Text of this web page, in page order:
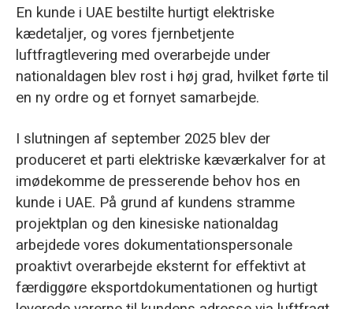
En kunde i UAE bestilte hurtigt elektriske
kædetaljer, og vores fjernbetjente
luftfragtlevering med overarbejde under
nationaldagen blev rost i høj grad, hvilket førte til
en ny ordre og et fornyet samarbejde.
I slutningen af september 2025 blev der
produceret et parti elektriske kæværkalver for at
imødekomme de presserende behov hos en
kunde i UAE. På grund af kundens stramme
projektplan og den kinesiske nationaldag
arbejdede vores dokumentationspersonale
proaktivt overarbejde eksternt for effektivt at
færdiggøre eksportdokumentationen og hurtigt